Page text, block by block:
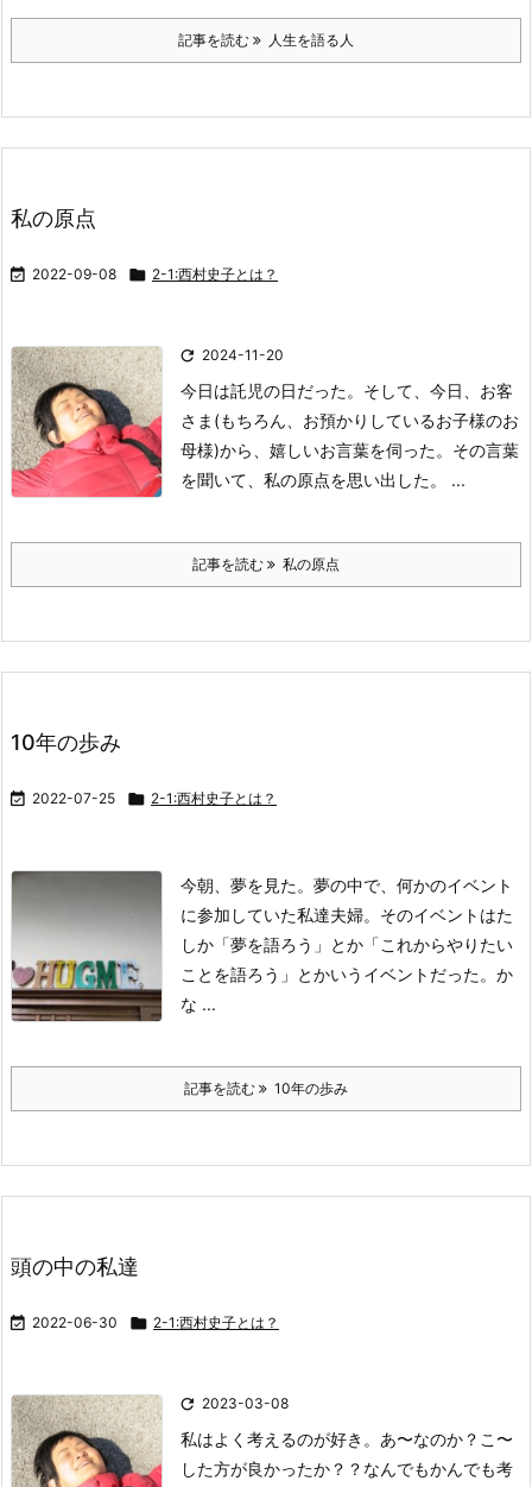
記事を読む 人生を語る人
私の原点
 2022-09-08  2-1:西村史子とは？
 2024-11-20
今日は託児の日だった。 そして、今日、 お客
さま(もちろん、 お預かりしているお子様のお
母様)から、 嬉しいお言葉を伺った。 その言葉
を聞いて、 私の原点を思い出した。 ...
記事を読む 私の原点
10年の歩み
 2022-07-25  2-1:西村史子とは？
今朝、夢を見た。 夢の中で、何かのイベント
に参加していた私達夫婦。 そのイベントはた
しか「夢を語ろう」とか 「これからやりたい
ことを語ろう」とかいう イベントだった。 か
な ...
記事を読む 10年の歩み
頭の中の私達
 2022-06-30  2-1:西村史子とは？
 2023-03-08
私はよく考えるのが好き。 あ〜なのか？こ〜
した方が良かったか？？ なんでもかんでも考